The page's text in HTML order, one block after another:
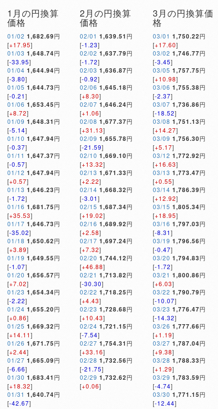
1月の円換算
価格
01/02 1,682.69円
[+17.95]
01/03 1,648.74円
[-33.95]
01/04 1,644.94円
[-3.80]
01/05 1,644.73円
[-0.21]
01/06 1,653.45円
[+8.72]
01/09 1,648.31 円
[-5.14]
01/10 1,647.94円
[-0.37]
01/11 1,647.37円
[-0.57]
01/12 1,647.94円
[+0.57]
01/13 1,646.23円
[-1.72]
01/16 1,681.75円
[+35.53]
01/17 1,646.73円
[-35.02]
01/18 1,650.62円
[+3.89]
01/19 1,649.55円
[-1.07]
01/20 1,656.57円
[+7.02]
01/23 1,654.34円
[-2.22]
01/24 1,655.20円
[+0.86]
01/25 1,669.32円
[+14.11]
01/26 1,671.75円
[+2.44]
01/27 1,665.09円
[-6.66]
01/30 1,683.41 円
[+18.32]
01/31 1,640.74円
[-42.67]
2月の円換算
価格
02/01 1,639.51 円
[-1.23]
02/02 1,637.79円
[-1.72]
02/03 1,636.87円
[-0.92]
02/06 1,645.18円
[+8.30]
02/07 1,646.24円
[+1.06]
02/08 1,677.37円
[+31.13]
02/09 1,655.78円
[-21.59]
02/10 1,669.10円
[+13.32]
02/13 1,671.33円
[+2.22]
02/14 1,668.32円
[-3.01]
02/15 1,687.34円
[+19.02]
02/16 1,689.92円
[+2.58]
02/17 1,697.24円
[+7.32]
02/20 1,744.12円
[+46.88]
02/21 1,713.82円
[-30.30]
02/22 1,718.25円
[+4.43]
02/23 1,728.68円
[+10.43]
02/24 1,721.15円
[-7.54]
02/27 1,754.31 円
[+33.16]
02/28 1,732.56円
[-21.75]
02/29 1,732.62円
[+0.06]
3月の円換算価
格
03/01 1,750.22円
[+17.60]
03/02 1,746.77円
[-3.45]
03/05 1,757.75円
[+10.98]
03/06 1,755.38円
[-2.37]
03/07 1,736.86円
[-18.52]
03/08 1,751.13円
[+14.27]
03/09 1,756.30円
[+5.17]
03/12 1,772.92円
[+16.63]
03/13 1,773.47円
[+0.55]
03/14 1,786.39円
[+12.92]
03/15 1,805.34円
[+18.95]
03/16 1,797.03円
[-8.31]
03/19 1,796.56円
[-0.47]
03/20 1,794.83円
[-1.72]
03/21 1,800.86円
[+6.03]
03/22 1,790.79円
[-10.07]
03/23 1,776.47円
[-14.32]
03/26 1,777.66円
[+1.19]
03/27 1,787.04円
[+9.38]
03/28 1,788.33円
[+1.29]
03/29 1,783.59円
[-4.74]
03/30 1,771.15円
[-12.44]